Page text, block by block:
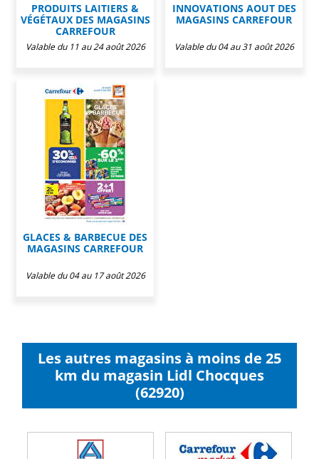
PRODUITS LAITIERS &
VÉGÉTAUX DES MAGASINS
CARREFOUR
Valable du 11 au 24 août 2026
INNOVATIONS AOUT DES
MAGASINS CARREFOUR
Valable du 04 au 31 août 2026
GLACES & BARBECUE DES
MAGASINS CARREFOUR
Valable du 04 au 17 août 2026
Les autres magasins à moins de 25
km du magasin Lidl Chocques
(62920)